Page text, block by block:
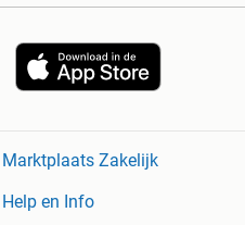
Marktplaats Zakelijk
Help en Info